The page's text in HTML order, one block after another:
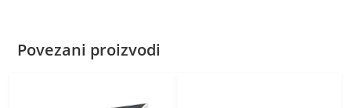
Povezani proizvodi